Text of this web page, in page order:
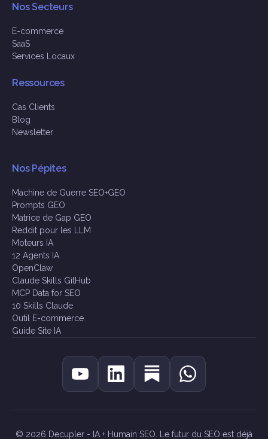
Nos Secteurs
E-commerce
SaaS
Services Locaux
Ressources
Cas Clients
Blog
Newsletter
Nos Pépites
Machine de Guerre SEO+GEO
Prompts GEO
Matrice de Gap GEO
Reddit pour les LLM
Moteurs IA
12 Agents IA
OpenClaw
Claude Skills GitHub
MCP Data for SEO
10 Skills Claude
Outil E-commerce
Guide Site IA
© 2026 Decupler - IA + Humain SEO. Le futur du SEO est déjà